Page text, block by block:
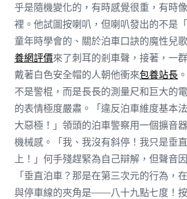
乎是隨機變化的，有時感覺很重，有時
裡。他試圖按喇叭，但喇叭發出的不是
童年時學會的、關於泊車口訣的魔性兒
養網評價來了刺耳的剎車聲，接著，一
戴著白色安全帽的人朝他衝來包養站長
不是警棍，而是長長的測量尺和巨大的
的表情極度嚴肅。「違反泊車維度基本
大惡極！」領頭的泊車警察用一個擴音
機械感。「我、我沒有斜停！我只是垂
上！」何手殘趕緊為自己辯解，但聲音
「垂直泊車？那是在第三次元的行為，
與停車線的夾角是——八十九點七度！